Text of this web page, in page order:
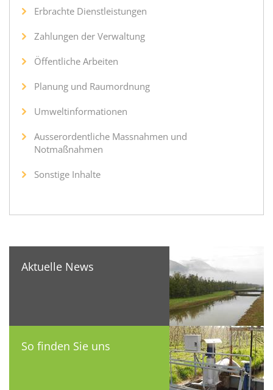
Erbrachte Dienstleistungen
Zahlungen der Verwaltung
Öffentliche Arbeiten
Planung und Raumordnung
Umweltinformationen
Ausserordentliche Massnahmen und
Notmaßnahmen
Sonstige Inhalte
Aktuelle News
So finden Sie uns